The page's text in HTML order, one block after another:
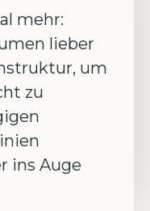
mehr:
lieber
um
zu
ins Auge